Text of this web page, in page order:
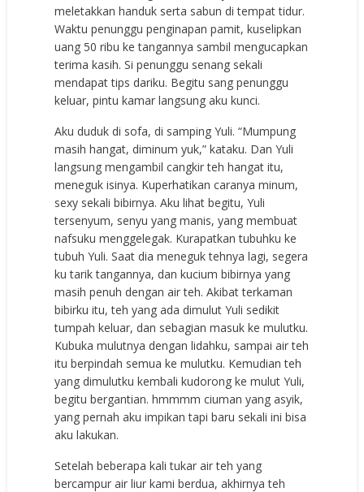
meletakkan handuk serta sabun di tempat tidur.
Waktu penunggu penginapan pamit, kuselipkan
uang 50 ribu ke tangannya sambil mengucapkan
terima kasih. Si penunggu senang sekali
mendapat tips dariku. Begitu sang penunggu
keluar, pintu kamar langsung aku kunci.
Aku duduk di sofa, di samping Yuli. “Mumpung
masih hangat, diminum yuk,” kataku. Dan Yuli
langsung mengambil cangkir teh hangat itu,
meneguk isinya. Kuperhatikan caranya minum,
sexy sekali bibirnya. Aku lihat begitu, Yuli
tersenyum, senyu yang manis, yang membuat
nafsuku menggelegak. Kurapatkan tubuhku ke
tubuh Yuli. Saat dia meneguk tehnya lagi, segera
ku tarik tangannya, dan kucium bibirnya yang
masih penuh dengan air teh. Akibat terkaman
bibirku itu, teh yang ada dimulut Yuli sedikit
tumpah keluar, dan sebagian masuk ke mulutku.
Kubuka mulutnya dengan lidahku, sampai air teh
itu berpindah semua ke mulutku. Kemudian teh
yang dimulutku kembali kudorong ke mulut Yuli,
begitu bergantian. hmmmm ciuman yang asyik,
yang pernah aku impikan tapi baru sekali ini bisa
aku lakukan.
Setelah beberapa kali tukar air teh yang
bercampur air liur kami berdua, akhirnya teh